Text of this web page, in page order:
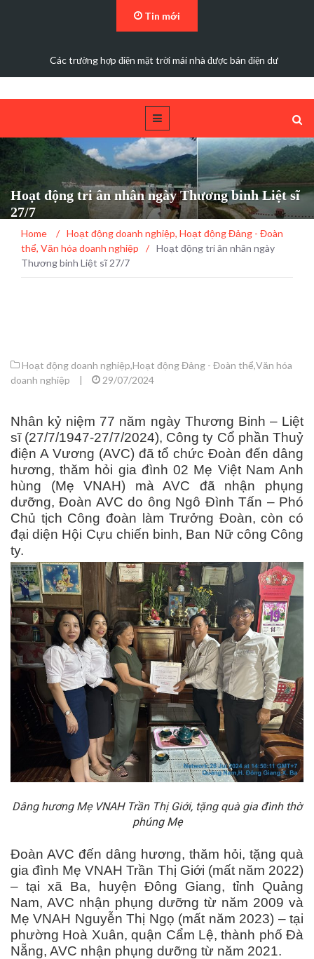
Tin mới
Các trường hợp điện mặt trời mái nhà được bán điện dư
Hoạt động tri ân nhân ngày Thương binh Liệt sĩ
27/7
Home / Hoạt động doanh nghiệp, Hoạt động Đảng - Đoàn
thể, Văn hóa doanh nghiệp / Hoạt động tri ân nhân ngày
Thương binh Liệt sĩ 27/7
Hoạt động doanh nghiệp,Hoạt động Đảng - Đoàn thể,Văn hóa
doanh nghiệp
| 29/07/2024
Nhân kỷ niệm 77 năm ngày Thương Binh – Liệt
sĩ (27/7/1947-27/7/2024), Công ty Cổ phần Thuỷ
điện A Vương (AVC) đã tổ chức Đoàn đến dâng
hương, thăm hỏi gia đình 02 Mẹ Việt Nam Anh
hùng (Mẹ VNAH) mà AVC đã nhận phụng
dưỡng, Đoàn AVC do ông Ngô Đình Tấn – Phó
Chủ tịch Công đoàn làm Trưởng Đoàn, còn có
đại diện Hội Cựu chiến binh, Ban Nữ công Công
ty.
Dâng hương Mẹ VNAH Trần Thị Giới, tặng quà gia đình thờ
phúng Mẹ
Đoàn AVC đến dâng hương, thăm hỏi, tặng quà
gia đình Mẹ VNAH Trần Thị Giới (mất năm 2022)
– tại xã Ba, huyện Đông Giang, tỉnh Quảng
Nam, AVC nhận phụng dưỡng từ năm 2009 và
Mẹ VNAH Nguyễn Thị Ngọ (mất năm 2023) – tại
phường Hoà Xuân, quận Cẩm Lệ, thành phố Đà
Nẵng, AVC nhận phụng dưỡng từ năm 2021.